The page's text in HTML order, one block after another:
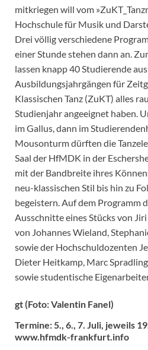
mitkriegen will vom
Hochschule für Musik und
Drei völlig verschiedene
einer Stunde stehen dann an.
lassen knapp 40 Studierende
Ausbildungsjahrgängen für
Klassischen Tanz (ZuKT) alles
Studienjahr angeeignet haben.
im Gallus, dann im
Mousonturm dürften die
Saal der HfMDK in der
mit der Bandbreite ihres
neu-klassischen Stil bis hin zu
begeistern. Auf dem Programm
Ausschnitte eines Stücks von
von Johannes Wieland,
sowie der Hochschuldozenten
Dieter Heitkamp, Marc
sowie studentische
gt (Foto: Valentin Fanel)
Termine: 5., 6., 7. Juli, jeweils
www.hfmdk-frankfurt.info